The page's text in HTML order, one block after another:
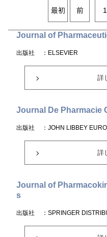
最初 前 1
Journal of
出版社 ：ELSEVIER
詳
Journal De Pharmacie
出版社 ：JOHN LIBBEY
詳
Journal of
s
出版社 ：SPRINGER